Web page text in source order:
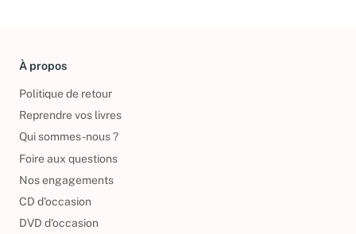
À propos
Politique de retour
Reprendre vos livres
Qui sommes-nous ?
Foire aux questions
Nos engagements
CD d'occasion
DVD d'occasion